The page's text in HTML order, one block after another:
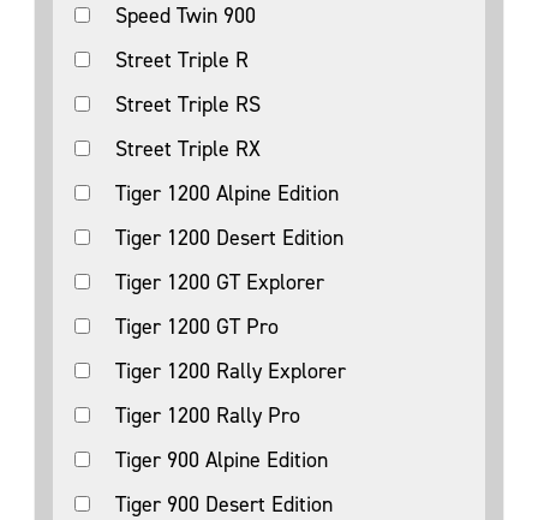
Speed Twin 900
Street Triple R
Street Triple RS
Street Triple RX
Tiger 1200 Alpine Edition
Tiger 1200 Desert Edition
Tiger 1200 GT Explorer
Tiger 1200 GT Pro
Tiger 1200 Rally Explorer
Tiger 1200 Rally Pro
Tiger 900 Alpine Edition
Tiger 900 Desert Edition